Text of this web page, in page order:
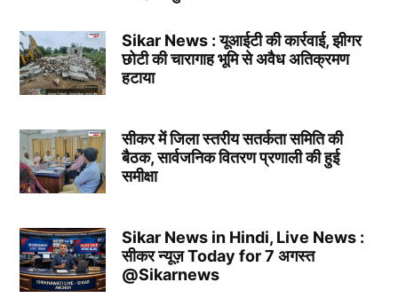
Sikar News : यूआईटी की कार्रवाई, झीगर
छोटी की चारागाह भूमि से अवैध अतिक्रमण
हटाया
सीकर में जिला स्तरीय सतर्कता समिति की
बैठक, सार्वजनिक वितरण प्रणाली की हुई
समीक्षा
Sikar News in Hindi, Live News :
सीकर न्यूज़ Today for 7 अगस्त
@Sikarnews